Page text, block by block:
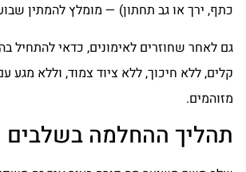
כתף, ירך או גב תחתון) — מומלץ להמתין
גם לאחר שחוזרים לאימונים, כדאי להתחיל
קלים, ללא חיכוך, ללא ציוד צמוד, וללא מגע
מזוהמים.
תהליך ההחלמה בשלבים